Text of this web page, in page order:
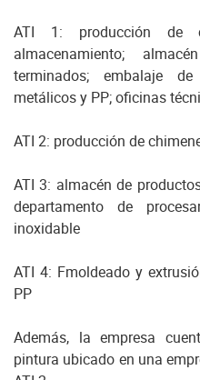
ATI 1: producción de
almacenamiento;
terminados; embalaje
metálicos y PP; oficinas
ATI 2: producción de
ATI 3: almacén de
departamento de
inoxidable
ATI 4: Fmoldeado y
PP
Además, la empresa
pintura ubicado en una